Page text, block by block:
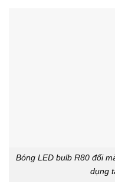
Bóng LED bulb R80 đổi
dụng